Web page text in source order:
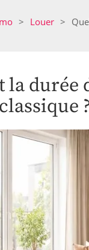
> Louer >
la durée